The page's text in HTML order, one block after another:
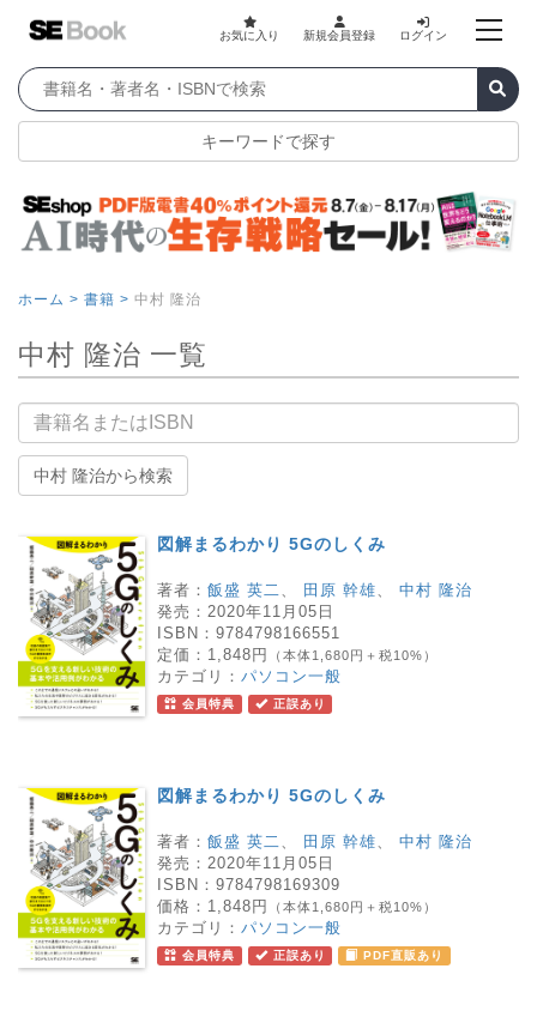
お気に入り 新規会員登録 ログイン
キーワードで探す
ホーム > 書籍 > 中村 隆治
中村 隆治 一覧
書籍名
中村 隆治から検索
図解まるわかり 5Gのしくみ
著者： 飯盛 英二 田原 幹雄
中村 隆治
発売： 2020年11月05日
ISBN： 9784798166551
定価： 1,848円 （本体1,680円＋税10%）
カテゴリ： パソコン一般
会員特典 正誤あり
図解まるわかり 5Gのしくみ
著者： 飯盛 英二 田原 幹雄
中村 隆治
発売： 2020年11月05日
ISBN： 9784798169309
価格： 1,848円 （本体1,680円＋税10%）
カテゴリ： パソコン一般
会員特典 正誤あり PDF直販あり